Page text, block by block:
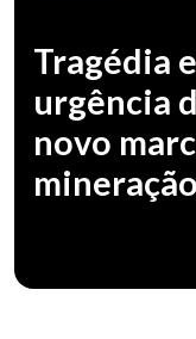
Tragédia
urgência
novo
mineração